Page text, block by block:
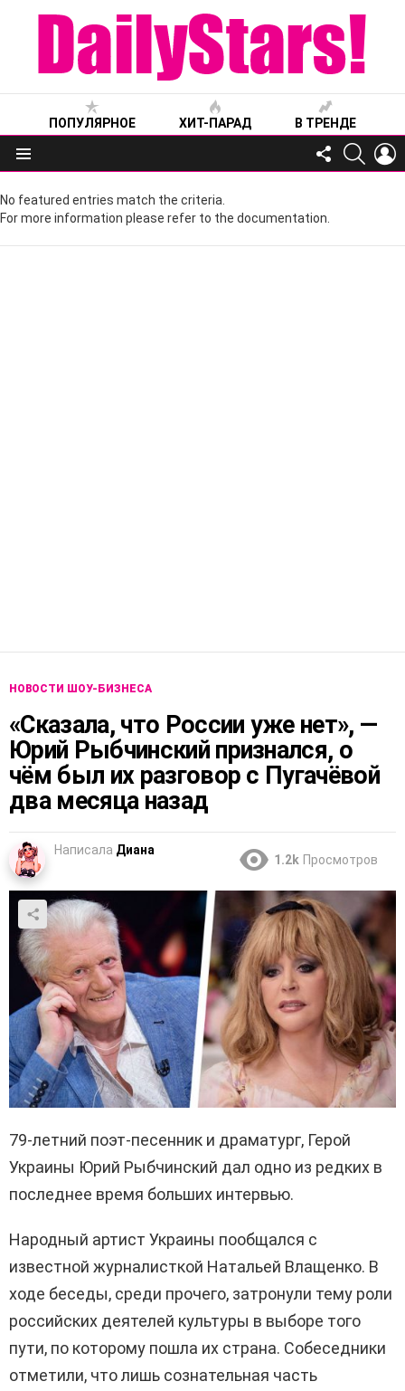
ПОПУЛЯРНОЕ ХИТ-ПАРАД В ТРЕНДЕ
Меню
FOLLOW
US
No featured entries match the criteria.
For more information please refer to the documentation.
НОВОСТИ ШОУ-БИЗНЕСА
«Сказала, что России уже нет», —
Юрий Рыбчинский признался, о
чём был их разговор с Пугачёвой
два месяца назад
Написала Диана
1.2k Просмотров
79-летний поэт-песенник и драматург, Герой
Украины Юрий Рыбчинский дал одно из редких в
последнее время больших интервью.
Народный артист Украины пообщался с
известной журналисткой Натальей Влащенко. В
ходе беседы, среди прочего, затронули тему роли
российских деятелей культуры в выборе того
пути, по которому пошла их страна. Собеседники
отметили, что лишь сознательная часть